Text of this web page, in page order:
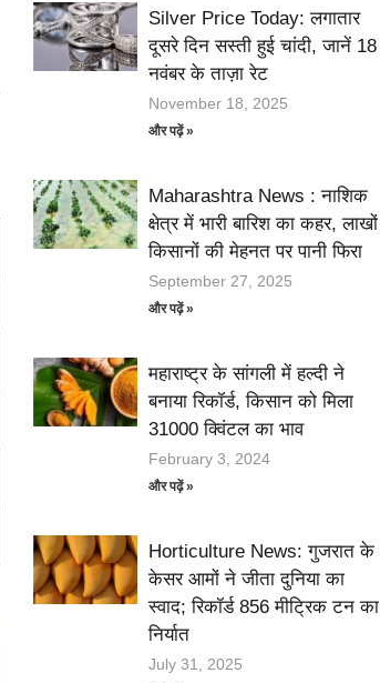
Silver Price Today: लगातार
दूसरे दिन सस्ती हुई चांदी, जानें 18
नवंबर के ताज़ा रेट
November 18, 2025
और पढ़ें »
Maharashtra News : नाशिक
क्षेत्र में भारी बारिश का कहर, लाखों
किसानों की मेहनत पर पानी फिरा
September 27, 2025
और पढ़ें »
महाराष्ट्र के सांगली में हल्दी ने
बनाया रिकॉर्ड, किसान को मिला
31000 क्विंटल का भाव
February 3, 2024
और पढ़ें »
Horticulture News: गुजरात के
केसर आमों ने जीता दुनिया का
स्वाद; रिकॉर्ड 856 मीट्रिक टन का
निर्यात
July 31, 2025